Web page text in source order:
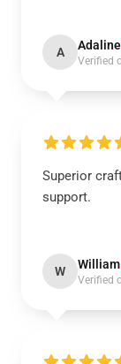
A Adaline
Verified
Superior
support.
W William
Verified